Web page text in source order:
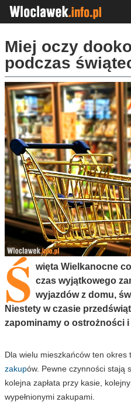
Miej oczy
podczas
Ś więta Wielkanocne
czas wyjątkowego
wyjazdów z domu,
Niestety w czasie
zapominamy o ostrożności
Dla wielu mieszkańców ten
zakupów. Pewne czynności stają
kolejna zapłata przy kasie,
wypełnionymi zakupami.